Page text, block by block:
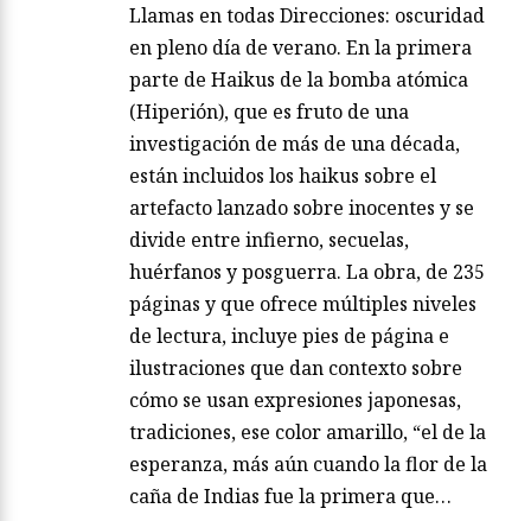
Llamas en todas Direcciones: oscuridad
en pleno día de verano. En la primera
parte de Haikus de la bomba atómica
(Hiperión), que es fruto de una
investigación de más de una década,
están incluidos los haikus sobre el
artefacto lanzado sobre inocentes y se
divide entre infierno, secuelas,
huérfanos y posguerra. La obra, de 235
páginas y que ofrece múltiples niveles
de lectura, incluye pies de página e
ilustraciones que dan contexto sobre
cómo se usan expresiones japonesas,
tradiciones, ese color amarillo, “el de la
esperanza, más aún cuando la flor de la
caña de Indias fue la primera que…